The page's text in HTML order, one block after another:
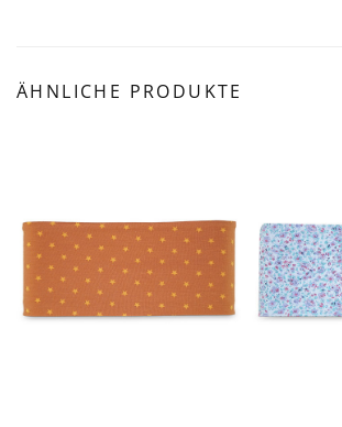
ÄHNLICHE PRODUKTE